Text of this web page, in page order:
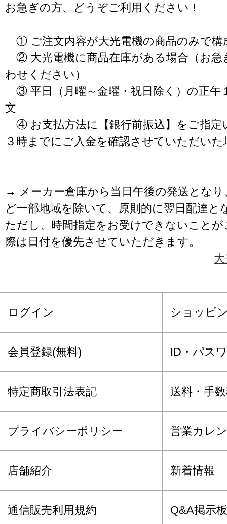
お急ぎの方、どうぞご利用ください！
① ご注文内容が大光電機の商品のみで構
② 大光電機に商品在庫がある場合（お急
わせください）
③ 平日（月曜～金曜・祝日除く）の正午
文
④ お支払方法に【銀行前振込】をご指定
３時までにご入金を確認させていただいた
→ メーカー倉庫から当日午後の発送となり
ど一部地域を除いて、原則的に翌日配達と
ただし、時間指定をお受けできないこと
際は日付を優先させていただきます。
ログイン ショッピ
会員登録(無料) ID・パス
特定商取引法表記 送料・手
プライバシーポリシー 営業カレ
店舗紹介 新着情報
通信販売利用規約 Q&A掲示板